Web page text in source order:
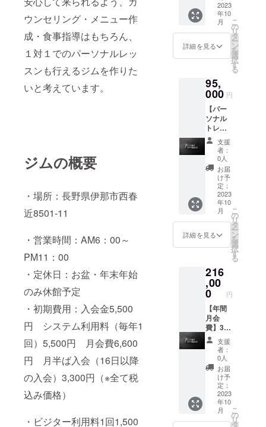
ウンセリング・メニュー作
成・食事指導はもちろん、
１対１でのパーソナルレッ
スンも行えるジムを作りた
いと考えています。
ジムの概要
・場所：長野県伊那市西春
近8501-11
・営業時間：AM6：00～
PM11：00
・定休日：お盆・年末年始
のみ休館予定
・初期費用：入会金5,500
円 システム利用料（毎年1
回）5,500円 月会費6,600
円 月半ば入会（16日以降
の入会）3,300円（※全て税
込み価格）
・ビジター利用料1回1,500
リまた
はお電
話にて
ご予約
をお願
限2023
年11月
年4月末
まで
とで、
月々に
換算す
ると
6,250
円、通
円なの
で4,200
円お得
になり
ます。
2023
年10
月
詳細を見る
こ
の
リ
タ
ー
ン
を
選
択
す
る
95,
000 円
【パー
ソナル
トレー
ニン
グ】
2ヶ月分
（16
回）の
対面
パーソ
ナルト
レーニ
ングに
なりま
す。 お
合わせ
た食
事・ト
レーニ
ング指
導をさ
せて頂
きま
す。 予
約はHP
と連動
してい
るアプ
リまた
はお電
話にて
ご予約
支援
者：
0人
お届
け予
定：
2023
年10
月
詳細を見る
こ
の
リ
タ
ー
ン
を
選
択
す
る
216
,00
0 円
【年間
月会
費】3年
分 3年
分の月
会費を
先にお
支払い
頂くこ
とで、
月々に
換算す
ると
支援
者：
0人
お届
け予
定：
2023
年10
月
こ
の
リ
タ